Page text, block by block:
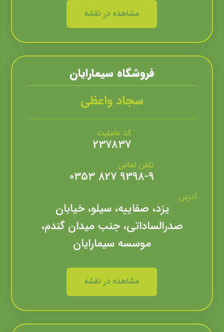
مشاهده در نقشه
فروشگاه سيمارايان
سجاد واعظی
کد عاملیت
237837
تلفن تماس
9398-9 827 0353
آدرس
یزد، صفاییه، سیلو، خیابان
صدرالساداتی، جنب میدان گندم،
موسسه سيمارايان
مشاهده در نقشه